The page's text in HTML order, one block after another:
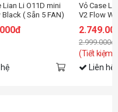
Lian Li O11D mini
( Sẵn 5 FAN)
Vỏ Case
V2 Flow
2.999.000đ
(Tiết kiệm:
Liên hệ